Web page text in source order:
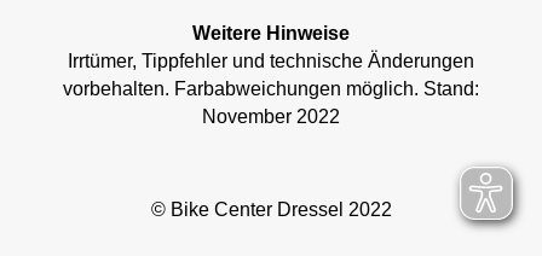
Weitere Hinweise
Irrtümer, Tippfehler und technische Änderungen
vorbehalten. Farbabweichungen möglich. Stand:
November 2022
© Bike Center Dressel 2022